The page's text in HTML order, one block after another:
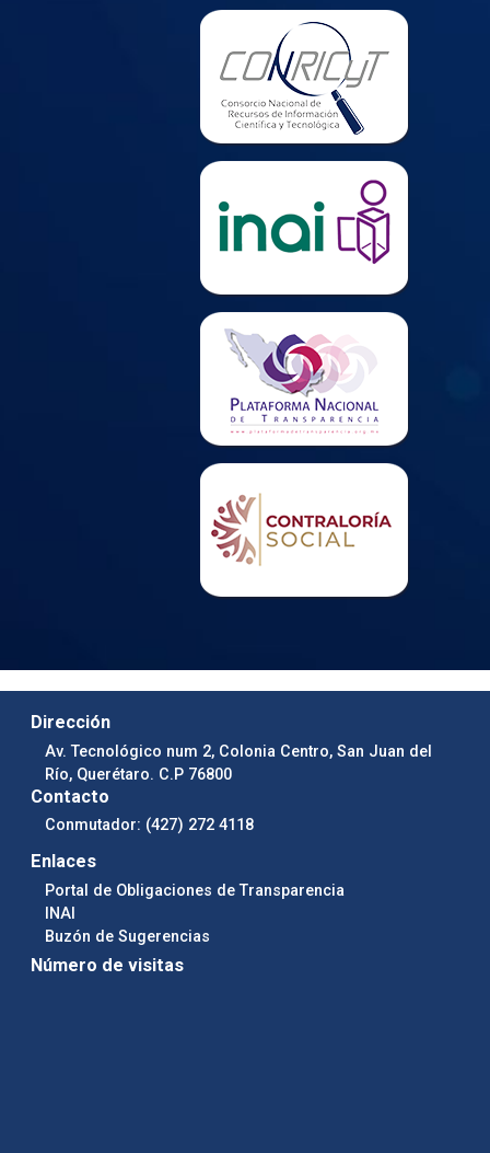
Dirección
Av. Tecnológico num 2, Colonia Centro, San Juan del
Río, Querétaro. C.P 76800
Contacto
Conmutador: (427) 272 4118
Enlaces
Portal de Obligaciones de Transparencia
INAI
Buzón de Sugerencias
Número de visitas